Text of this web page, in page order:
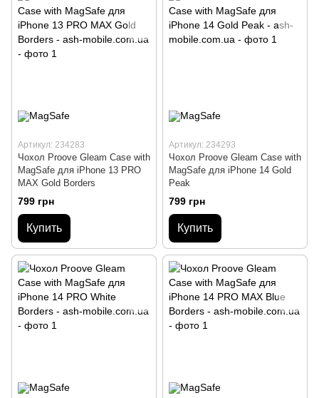
Артикул: 234283
Чохол Proove Gleam Case with
MagSafe для iPhone 13 PRO
MAX Gold Borders
799 грн
Купить
Артикул: 234293
Чохол Proove Gleam Case with
MagSafe для iPhone 14 Gold
Peak
799 грн
Купить